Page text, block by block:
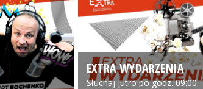
EXTRA WYDARZENIA
Słuchaj jutro po godz. 09:00